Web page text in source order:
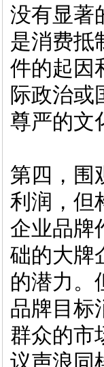
没有显著
是消费抵
件的起因
际政治或
尊严的文
第四，围
利润，但
企业品牌
础的大牌
的潜力。
品牌目标
群众的市
议声浪同